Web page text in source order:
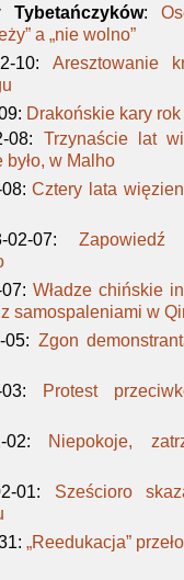
:
a „nie wolno”
10: Aresztowanie
: Drakońskie kary
08: Trzynaście lat
w Malho
:Cztery lata
07:
:Władze chińskie
samospaleniami w
05: Zgon
: Protest
: Niepokoje,
01: Sześcioro
:„Reedukacja”